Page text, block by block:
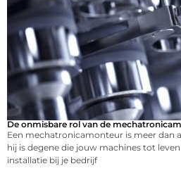
De onmisbare rol van de
Een mechatronicamonteur is meer dan
hij is degene die jouw machines tot
installatie bij je bedrijf